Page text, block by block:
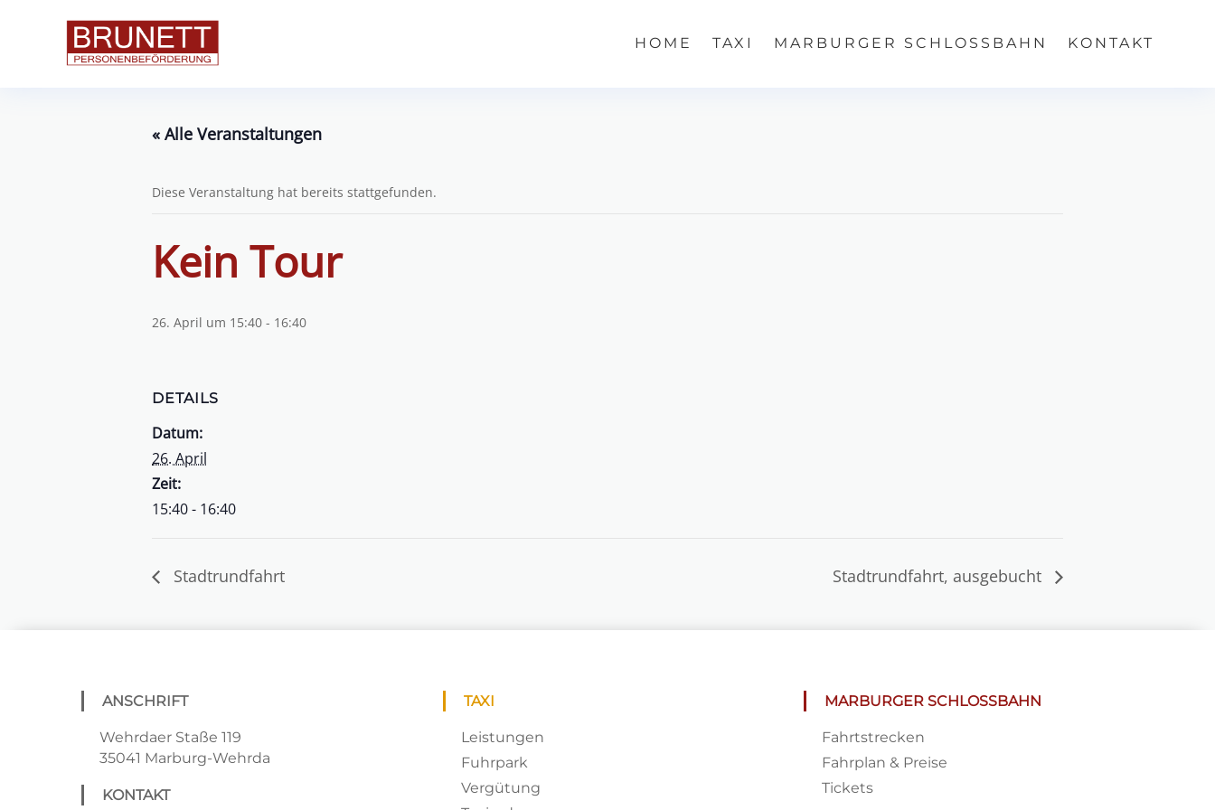
HOME TAXI MARBURGER SCHLOSSBAHN KONTAKT
« Alle Veranstaltungen
Diese Veranstaltung hat bereits stattgefunden.
Kein Tour
26. April um 15:40 - 16:40
DETAILS
Datum:
26. April
Zeit:
15:40 - 16:40
Stadtrundfahrt Stadtrundfahrt, ausgebucht
ANSCHRIFT
Wehrdaer Staße 119
35041 Marburg-Wehrda
KONTAKT
TAXI
Leistungen
Fuhrpark
Vergütung
MARBURGER SCHLOSSBAHN
Fahrtstrecken
Fahrplan & Preise
Tickets